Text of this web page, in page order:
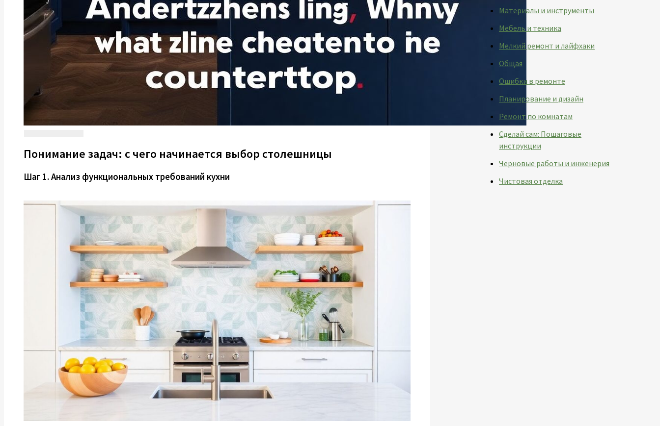
Понимание задач: с чего начинается выбор столешницы
Шаг 1. Анализ функциональных требований кухни
Материалы и инструменты
Мебель и техника
Мелкий ремонт и лайфхаки
Общая
Ошибки в ремонте
Планирование и дизайн
Ремонт по комнатам
Сделай сам: Пошаговые
инструкции
Черновые работы и инженерия
Чистовая отделка